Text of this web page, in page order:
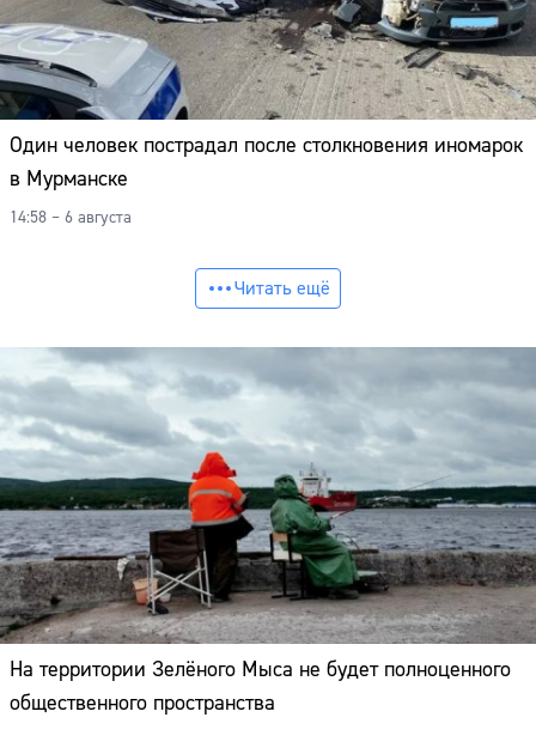
Один человек пострадал после столкновения иномарок
в Мурманске
14:58 – 6 августа
Читать ещё
На территории Зелёного Мыса не будет полноценного
общественного пространства